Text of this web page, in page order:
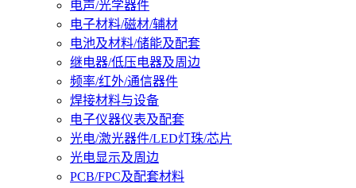
电声/光学器件
电子材料/磁材/辅材
电池及材料/储能及配套
继电器/低压电器及周边
频率/红外/通信器件
焊接材料与设备
电子仪器仪表及配套
光电/激光器件/LED灯珠/芯片
光电显示及周边
PCB/FPC及配套材料